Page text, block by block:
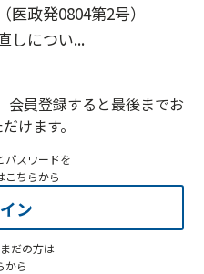
政発0804第2号）
しについ...
会員登録すると最後までお
けます。
パスワードを
こちらから
ン
だの方は
から